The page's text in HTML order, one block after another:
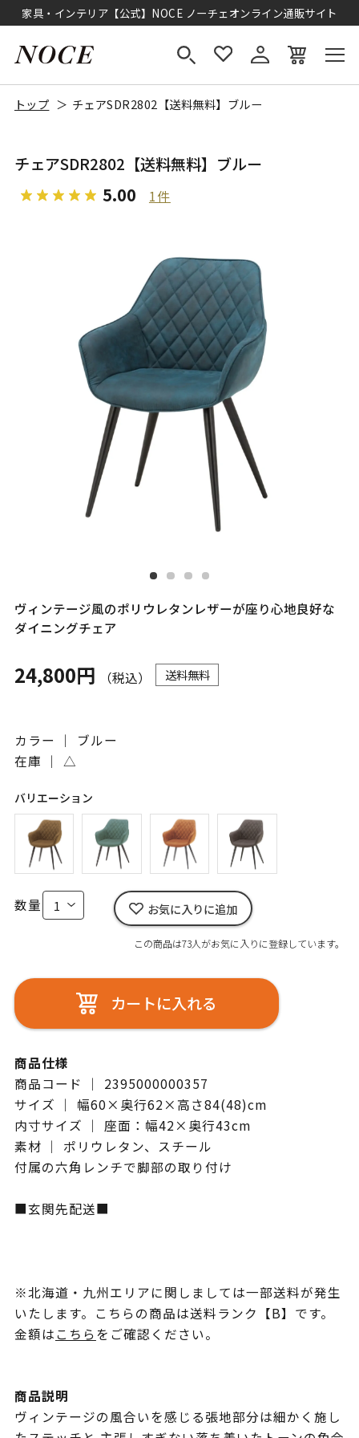
家具・インテリア【公式】NOCE ノーチェオンライン通販サイト
トップ チェアSDR2802【送料無料】ブルー
チェアSDR2802【送料無料】ブルー
5.00 1件
ヴィンテージ風のポリウレタンレザーが座り心地良好な
ダイニングチェア
24,800円 （税込） 送料無料
カラー ｜ ブルー
在庫 ｜ △
バリエーション
数量 お気に入りに追加
この商品は73人がお気に入りに登録しています。
カートに入れる
商品仕様
商品コード ｜ 2395000000357
サイズ ｜ 幅60×奥行62×高さ84(48)cm
内寸サイズ ｜ 座面：幅42×奥行43cm
素材 ｜ ポリウレタン、スチール
付属の六角レンチで脚部の取り付け
■玄関先配送■
※北海道・九州エリアに関しましては一部送料が発生
いたします。こちらの商品は送料ランク【B】です。
金額はこちらをご確認ください。
商品説明
ヴィンテージの風合いを感じる張地部分は細かく施し